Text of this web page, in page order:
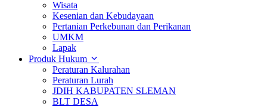
Wisata
Kesenian dan Kebudayaan
Pertanian Perkebunan dan Perikanan
UMKM
Lapak
Produk Hukum
Peraturan Kalurahan
Peraturan Lurah
JDIH KABUPATEN SLEMAN
BLT DESA